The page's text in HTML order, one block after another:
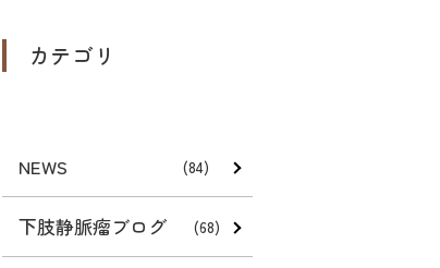
カテゴリ
NEWS (84)
下肢静脈瘤ブログ (68)